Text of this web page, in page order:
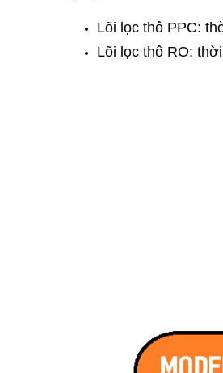
Lõi lọc thô PPC:
Lõi lọc thô RO: